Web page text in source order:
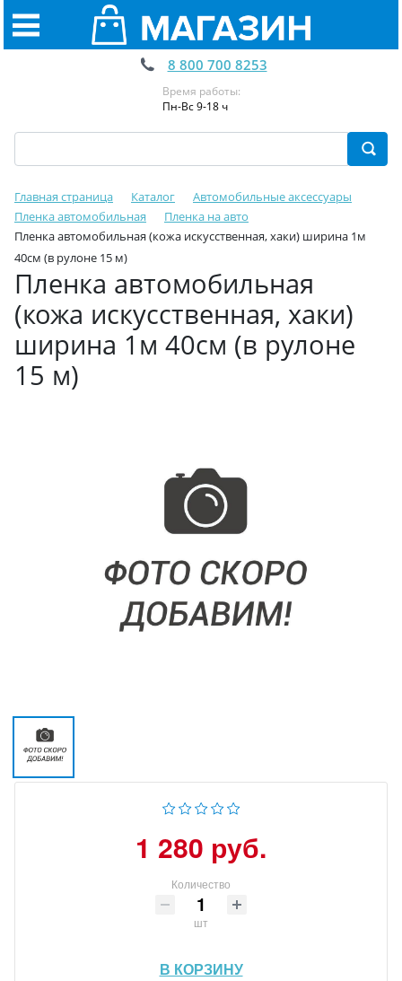
8 800 700 8253
Время работы:
Пн-Вс 9-18 ч
Главная страница Каталог
Автомобильные аксессуары
Пленка автомобильная
Пленка на авто
Пленка автомобильная (кожа искусственная, хаки) ширина 1м
40см (в рулоне 15 м)
Пленка автомобильная
(кожа искусственная, хаки)
ширина 1м 40см (в рулоне
15 м)
1 280 руб.
Количество
шт
В КОРЗИНУ